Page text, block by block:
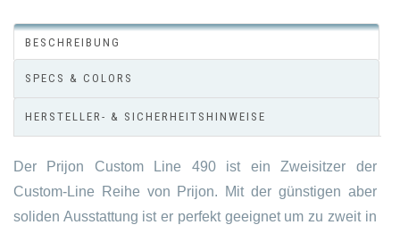
BESCHREIBUNG
SPECS & COLORS
HERSTELLER- & SICHERHEITSHINWEISE
Der Prijon Custom Line 490 ist ein Zweisitzer der
Custom-Line Reihe von Prijon. Mit der günstigen aber
soliden Ausstattung ist er perfekt geeignet um zu zweit in